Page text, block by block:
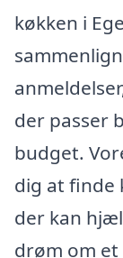
køkken i
der passer
budget.
dig at finde
der kan
drøm om